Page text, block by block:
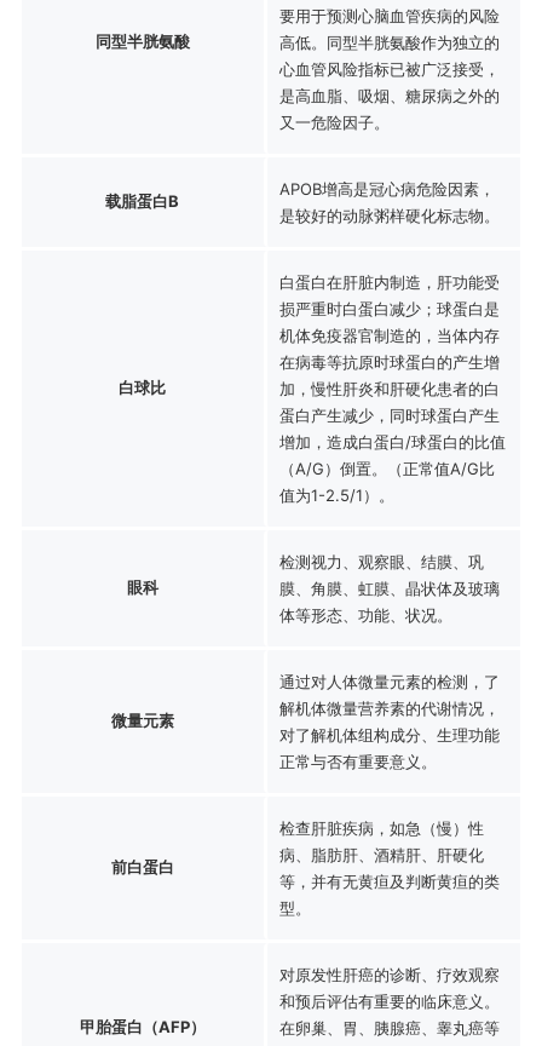
同型半胱氨酸
要用于预测心脑血管疾病的风险
高低。同型半胱氨酸作为独立的
心血管风险指标已被广泛接受，
是高血脂、吸烟、糖尿病之外的
又一危险因子。
载脂蛋白B
APOB增高是冠心病危险因素，
是较好的动脉粥样硬化标志物。
白球比
白蛋白在肝脏内制造，肝功能受
损严重时白蛋白减少；球蛋白是
机体免疫器官制造的，当体内存
在病毒等抗原时球蛋白的产生增
加，慢性肝炎和肝硬化患者的白
蛋白产生减少，同时球蛋白产生
增加，造成白蛋白/球蛋白的比值
（A/G）倒置。（正常值A/G比
值为1-2.5/1）。
眼科
检测视力、观察眼、结膜、巩
膜、角膜、虹膜、晶状体及玻璃
体等形态、功能、状况。
微量元素
通过对人体微量元素的检测，了
解机体微量营养素的代谢情况，
对了解机体组构成分、生理功能
正常与否有重要意义。
前白蛋白
检查肝脏疾病，如急（慢）性
病、脂肪肝、酒精肝、肝硬化
等，并有无黄疸及判断黄疸的类
型。
甲胎蛋白（AFP）
对原发性肝癌的诊断、疗效观察
和预后评估有重要的临床意义。
在卵巢、胃、胰腺癌、睾丸癌等